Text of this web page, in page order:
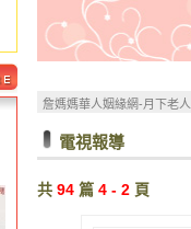
詹媽媽華人姻緣網-月下老
電視報導
共 94 篇 4 - 2 頁